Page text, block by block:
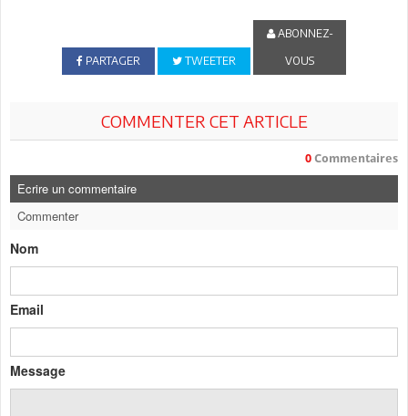
PARTAGER TWEETER
ABONNEZ-
VOUS
COMMENTER CET ARTICLE
0 Commentaires
Ecrire un commentaire
Commenter
Nom
Email
Message